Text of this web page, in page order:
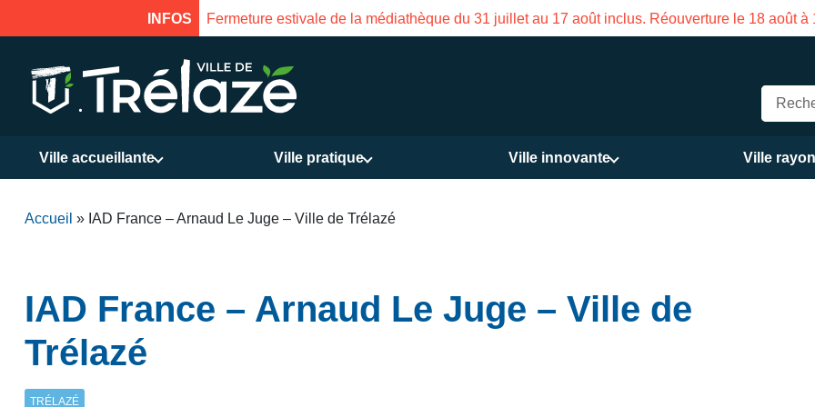
INFOS Fermeture estivale de la médiathèque du 31 juillet au 17 août inclus. Réouverture le 18 août à
Ville accueillante Ville pratique Ville innovante Ville
Accueil » IAD France – Arnaud Le Juge – Ville de Trélazé
IAD France – Arnaud Le Juge – Ville de
Trélazé
TRÉLAZÉ